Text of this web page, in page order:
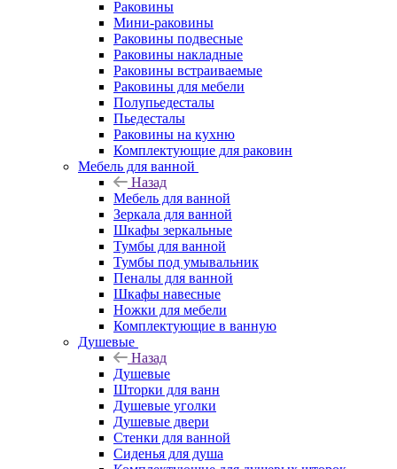
Раковины
Мини-раковины
Раковины подвесные
Раковины накладные
Раковины встраиваемые
Раковины для мебели
Полупьедесталы
Пьедесталы
Раковины на кухню
Комплектующие для раковин
Мебель для ванной
Назад
Мебель для ванной
Зеркала для ванной
Шкафы зеркальные
Тумбы для ванной
Тумбы под умывальник
Пеналы для ванной
Шкафы навесные
Ножки для мебели
Комплектующие в ванную
Душевые
Назад
Душевые
Шторки для ванн
Душевые уголки
Душевые двери
Стенки для ванной
Сиденья для душа